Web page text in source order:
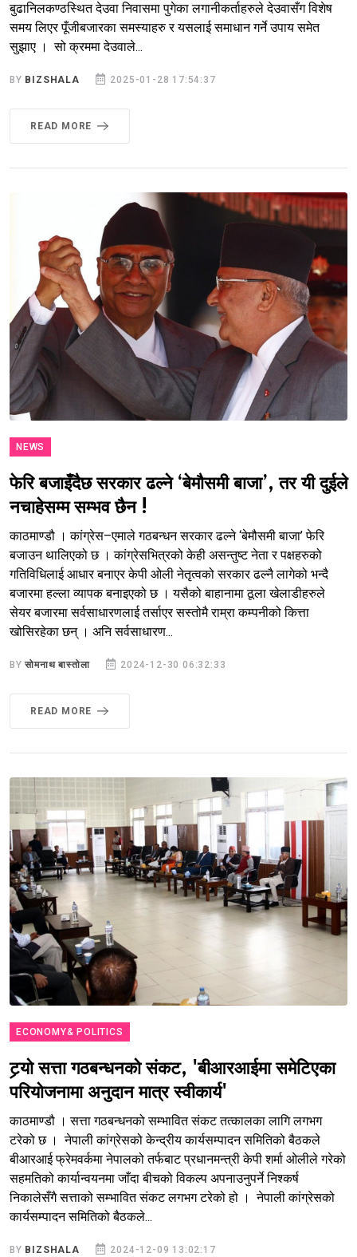
बुढानिलकण्ठस्थित देउवा निवासमा पुगेका लगानीकर्ताहरुले देउवासँग विशेष
समय लिएर पूँजीबजारका समस्याहरु र यसलाई समाधान गर्ने उपाय समेत
सुझाए । सो क्रममा देउवाले...
BY BIZSHALA 2025-01-28 17:54:37
READ MORE
NEWS
फेरि बजाइँदैछ सरकार ढल्ने ‘बेमौसमी बाजा’, तर यी दुईले
नचाहेसम्म सम्भव छैन !
काठमाण्डौ । कांग्रेस–एमाले गठबन्धन सरकार ढल्ने ‘बेमौसमी बाजा’ फेरि
बजाउन थालिएको छ । कांग्रेसभित्रको केही असन्तुष्ट नेता र पक्षहरुको
गतिविधिलाई आधार बनाएर केपी ओली नेतृत्वको सरकार ढल्नै लागेको भन्दै
बजारमा हल्ला व्यापक बनाइएको छ । यसैको बाहानामा ठूला खेलाडीहरुले
सेयर बजारमा सर्वसाधारणलाई तर्साएर सस्तोमै राम्रा कम्पनीको कित्ता
खोसिरहेका छन् । अनि सर्वसाधारण...
BYसोमनाथ बास्तोला 2024-12-30 06:32:33
READ MORE
ECONOMY& POLITICS
टर्‍यो सत्ता गठबन्धनको संकट, 'बीआरआईमा समेटिएका
परियोजनामा अनुदान मात्र स्वीकार्य'
काठमाण्डौ । सत्ता गठबन्धनको सम्भावित संकट तत्कालका लागि लगभग
टरेको छ । नेपाली कांग्रेसको केन्द्रीय कार्यसम्पादन समितिको बैठकले
बीआरआई फ्रेमवर्कमा नेपालको तर्फबाट प्रधानमन्त्री केपी शर्मा ओलीले गरेको
सहमतिको कार्यान्वयनमा जाँदा बीचको विकल्प अपनाउनुपर्ने निश्कर्ष
निकालेसँगै सत्ताको सम्भावित संकट लगभग टरेको हो । नेपाली कांग्रेसको
कार्यसम्पादन समितिको बैठकले...
BY BIZSHALA 2024-12-09 13:02:17